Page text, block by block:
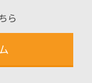
ら